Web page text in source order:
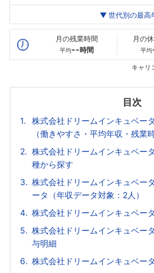
最高年収
20代
--万
▼ 世代別の最高
月の残業時間
平均--時間
月の
平均
キャリ
目次
株式会社ドリームインキュベー
（働きやすさ・平均年収・残業時
株式会社ドリームインキュベー
種から探す
株式会社ドリームインキュベー
ータ（年収データ対象：2人）
株式会社ドリームインキュベー
株式会社ドリームインキュベー
与明細
株式会社ドリームインキュベー